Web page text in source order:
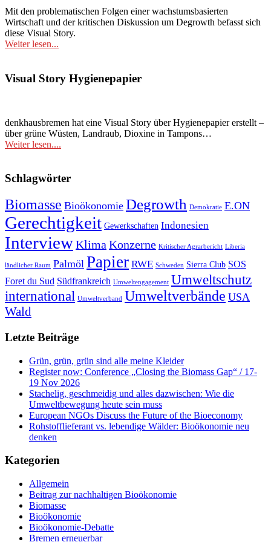
Mit den problematischen Folgen einer wachstumsbasierten
Wirtschaft und der kritischen Diskussion um Degrowth befasst sich
diese Visual Story.
Weiter lesen...
Visual Story Hygienepapier
denkhausbremen hat eine Visual Story über Hygienepapier erstellt –
über grüne Wüsten, Landraub, Dioxine in Tampons…
Weiter lesen....
Schlagwörter
Biomasse Bioökonomie Degrowth Demokratie E.ON
Gerechtigkeit Gewerkschaften Indonesien
InterviewKlimaKonzerne Kritischer Agrarbericht Liberia
ländlicher Raum Palmöl Papier RWE Schweden Sierra Club SOS
Foret du Sud Südfrankreich Umweltengagement Umweltschutz
international Umweltverband Umweltverbände USA
Wald
Letzte Beiträge
Grün, grün, grün sind alle meine Kleider
Register now: Conference „Closing the Biomass Gap“ / 17-
19 Nov 2026
Stachelig, geschmeidig und alles dazwischen: Wie die
Umweltbewegung heute sein muss
European NGOs Discuss the Future of the Bioeconomy
Rohstofflieferant vs. lebendige Wälder: Bioökonomie neu
denken
Kategorien
Allgemein
Beitrag zur nachhaltigen Bioökonomie
Biomasse
Bioökonomie
Bioökonomie-Debatte
Bremen erneuerbar